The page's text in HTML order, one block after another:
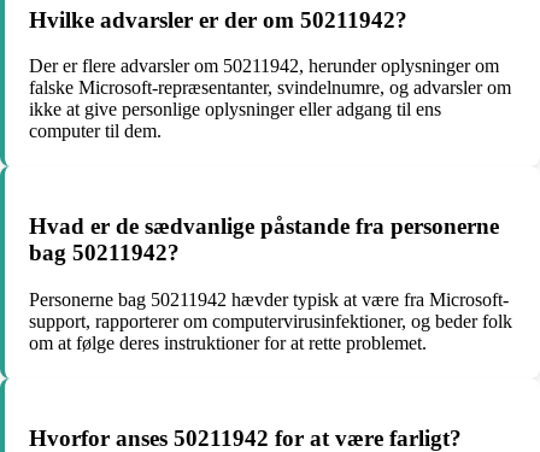
Hvilke advarsler er der om 50211942?
Der er flere advarsler om 50211942, herunder oplysninger om
falske Microsoft-repræsentanter, svindelnumre, og advarsler om
ikke at give personlige oplysninger eller adgang til ens
computer til dem.
Hvad er de sædvanlige påstande fra personerne
bag 50211942?
Personerne bag 50211942 hævder typisk at være fra Microsoft-
support, rapporterer om computervirusinfektioner, og beder folk
om at følge deres instruktioner for at rette problemet.
Hvorfor anses 50211942 for at være farligt?